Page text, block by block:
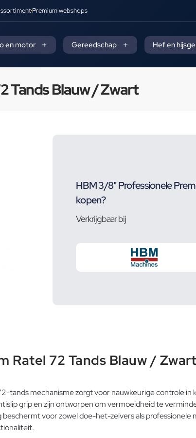
Premium webshops
en motor Gereedschap Hef en
Tands Blauw / Zwart
HBM 3/8" Professionele
kopen?
Verkrijgbaar bij
Ratel 72 Tands Blauw / Zwart
mechanisme zorgt voor nauwkeurige controle in
grip en zijn ontworpen om vermoeidheid te
voor zowel doe-het-zelvers als